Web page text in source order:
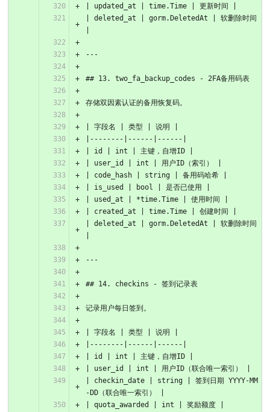
| updated_at | time.Time | 更新时间 |
| deleted_at | gorm.DeletedAt | 软删除时间
---
## 13. two_fa_backup_codes - 2FA备用码表
存储双因素认证的备用恢复码。
| 字段名 | 类型 | 说明 |
|--------|------|------|
| id | int | 主键，自增ID |
| user_id | int | 用户ID（索引） |
| code_hash | string | 备用码哈希 |
| is_used | bool | 是否已使用 |
| used_at | *time.Time | 使用时间 |
| created_at | time.Time | 创建时间 |
| deleted_at | gorm.DeletedAt | 软删除时间
---
## 14. checkins - 签到记录表
记录用户每日签到。
| 字段名 | 类型 | 说明 |
|--------|------|------|
| id | int | 主键，自增ID |
| user_id | int | 用户ID（联合唯一索引） |
| checkin_date | string | 签到日期 YYYY-MM
-DD（联合唯一索引） |
| quota_awarded | int | 奖励额度 |